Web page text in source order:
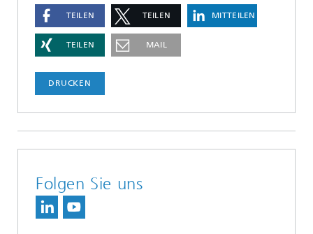
TEILEN TEILEN MITTEILEN
TEILEN MAIL
DRUCKEN
Folgen Sie uns